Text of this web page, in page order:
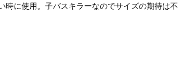
時に使用。子バスキラーなのでサイズの期待は不